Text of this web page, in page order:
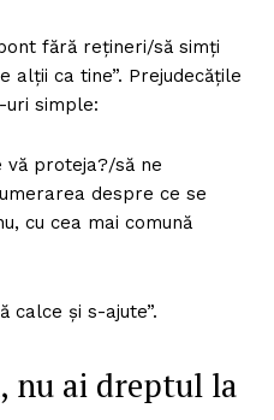
fără rețineri/să simți
alții ca tine”. Prejudecățile
uri simple:
vă proteja?/să ne
despre ce se
cu cea mai comună
calce și s-ajute”.
nu ai dreptul la